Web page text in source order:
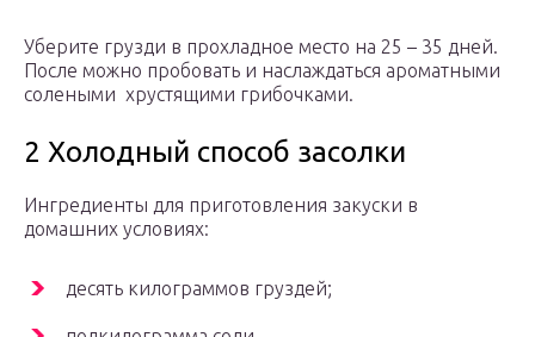
Уберите грузди в прохладное место на 25 – 35 дней.
После можно пробовать и наслаждаться ароматными
солеными хрустящими грибочками.
2 Холодный способ засолки
Ингредиенты для приготовления закуски в
домашних условиях:
десять килограммов груздей;